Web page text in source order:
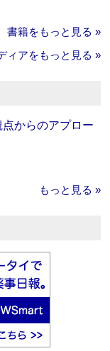
書籍をもっと見る »
ィアをもっと見る »
からのアプロー
もっと見る »